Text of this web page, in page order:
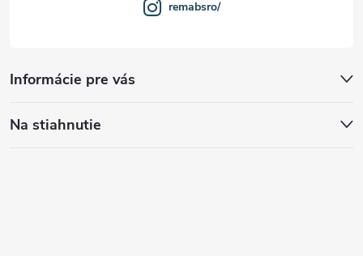
Informácie pre vás
Na stiahnutie
remabsro/